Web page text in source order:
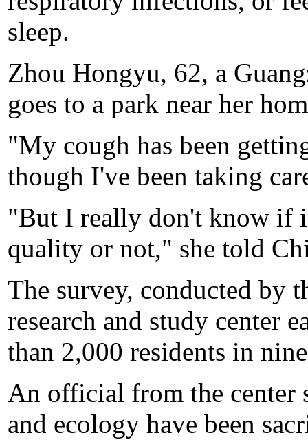
sleep.
Zhou Hongyu, 62, a
goes to a park near her
"My cough has been
though I've been taking
"But I really don't know if
quality or not," she told
The survey, conducted by
research and study center
than 2,000 residents in
An official from the center
and ecology have been